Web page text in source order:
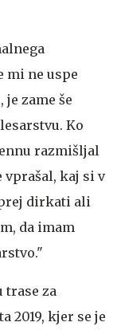
mi ne uspe
zame še
Ko
razmišljal
vprašal, kaj si v
dirkati ali
da imam
trase za
2019, kjer se je